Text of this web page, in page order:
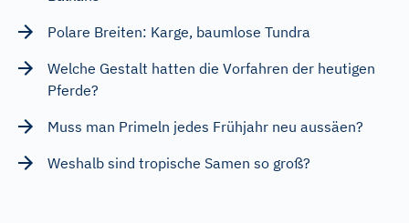
Polare Breiten: Karge, baumlose Tundra
Welche Gestalt hatten die Vorfahren der heutigen
Pferde?
Muss man Primeln jedes Frühjahr neu aussäen?
Weshalb sind tropische Samen so groß?